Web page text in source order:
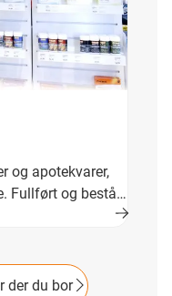
og apotekvarer,
Fullført og bestått
der du bor